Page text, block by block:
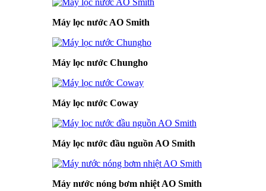
Máy lọc nước AO Smith
Máy lọc nước Chungho
Máy lọc nước Coway
Máy lọc nước đầu nguồn AO Smith
Máy nước nóng bơm nhiệt AO Smith